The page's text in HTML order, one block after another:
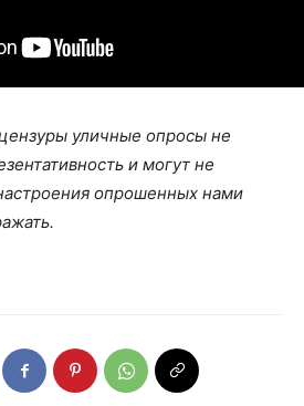
уличные опросы не
и могут не
опрошенных нами